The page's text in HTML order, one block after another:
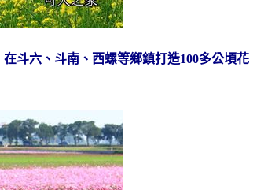
在斗六、斗南、西螺等鄉鎮打造100多公頃花